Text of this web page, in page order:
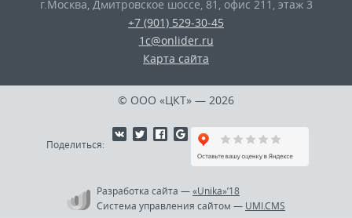
г.Москва Дмитровское шоссе, 81, офис 211, этаж 3
+7 (901) 529-30-45
1c@onlider.ru
Карта сайта
© ООО «ЦКТ» — 2026
Поделиться:
Разработка сайта —«Unika»’18
Система управления сайтом — UMI.CMS